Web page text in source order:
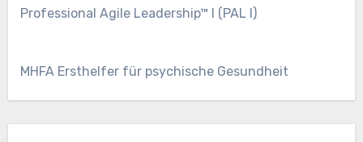
Professional Agile Leadership™ I (PAL I)
MHFA Ersthelfer für psychische Gesundheit